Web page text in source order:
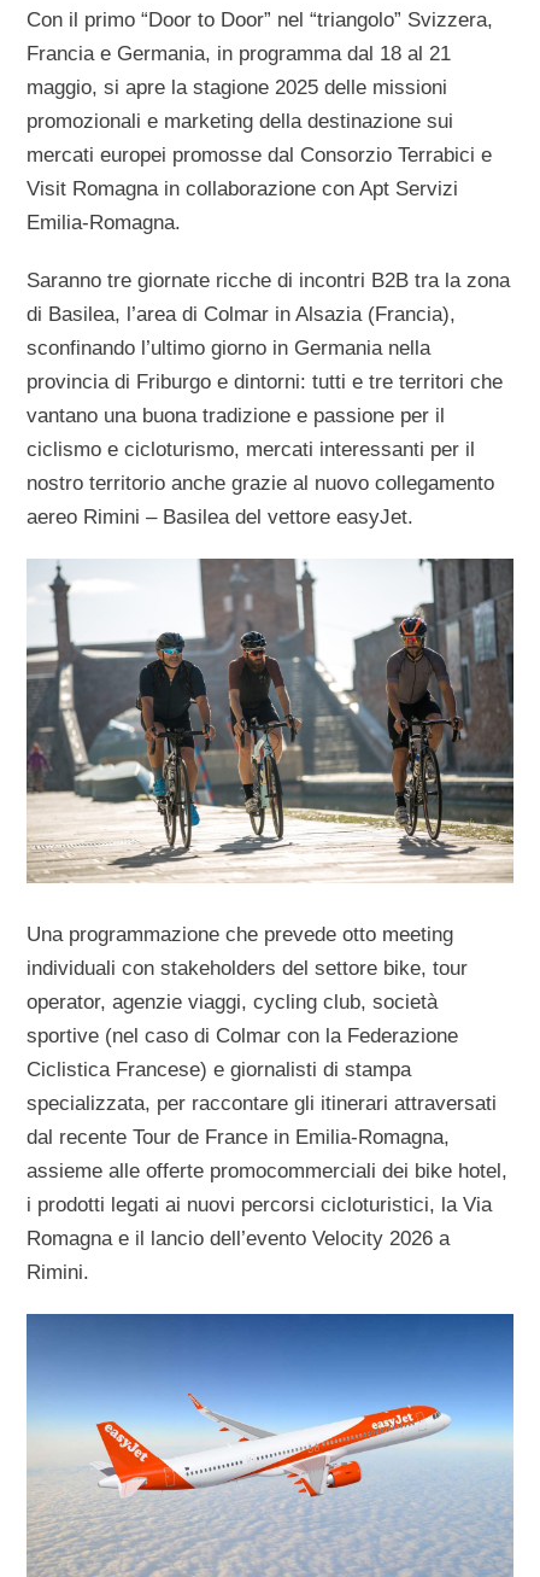
Con il primo “Door to Door” nel “triangolo” Svizzera,
Francia e Germania, in programma dal 18 al 21
maggio, si apre la stagione 2025 delle missioni
promozionali e marketing della destinazione sui
mercati europei promosse dal Consorzio Terrabici e
Visit Romagna in collaborazione con Apt Servizi
Emilia-Romagna.
Saranno tre giornate ricche di incontri B2B tra la zona
di Basilea, l’area di Colmar in Alsazia (Francia),
sconfinando l’ultimo giorno in Germania nella
provincia di Friburgo e dintorni: tutti e tre territori che
vantano una buona tradizione e passione per il
ciclismo e cicloturismo, mercati interessanti per il
nostro territorio anche grazie al nuovo collegamento
aereo Rimini – Basilea del vettore easyJet.
Una programmazione che prevede otto meeting
individuali con stakeholders del settore bike, tour
operator, agenzie viaggi, cycling club, società
sportive (nel caso di Colmar con la Federazione
Ciclistica Francese) e giornalisti di stampa
specializzata, per raccontare gli itinerari attraversati
dal recente Tour de France in Emilia-Romagna,
assieme alle offerte promocommerciali dei bike hotel,
i prodotti legati ai nuovi percorsi cicloturistici, la Via
Romagna e il lancio dell’evento Velocity 2026 a
Rimini.